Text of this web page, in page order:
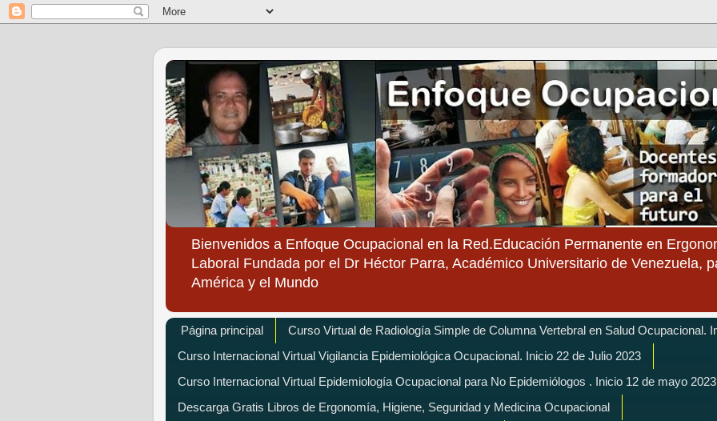
Bienvenidos a Enfoque Ocupacional en la Red.Educación Permanente en
Laboral Fundada por el Dr Héctor Parra, Académico Universitario de Venezuela,
América y el Mundo
Página principal
Curso Virtual de Radiología Simple de Columna Vertebral en Salud Ocupacional.
Curso Internacional Virtual Vigilancia Epidemiológica Ocupacional. Inicio 22 de Julio 2023
Curso Internacional Virtual Epidemiología Ocupacional para No Epidemiólogos . Inicio 12 de mayo 2023
Descarga Gratis Libros de Ergonomía, Higiene, Seguridad y Medicina Ocupacional